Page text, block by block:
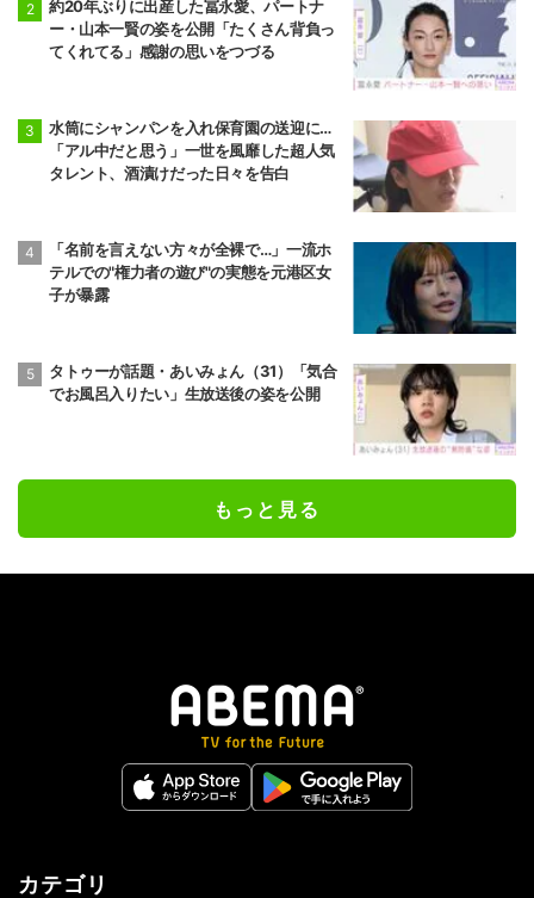
約20年ぶりに出産した冨永愛、パートナ
ー・山本一賢の姿を公開「たくさん背負っ
てくれてる」感謝の思いをつづる
水筒にシャンパンを入れ保育園の送迎に…
「アル中だと思う」一世を風靡した超人気
タレント、酒漬けだった日々を告白
「名前を言えない方々が全裸で…」一流ホ
テルでの"権力者の遊び"の実態を元港区女
子が暴露
タトゥーが話題・あいみょん（31）「気合
でお風呂入りたい」生放送後の姿を公開
もっと見る
カテゴリ